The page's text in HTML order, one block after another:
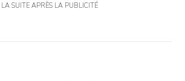
LA SUITE APRÈS LA PUBLICITÉ